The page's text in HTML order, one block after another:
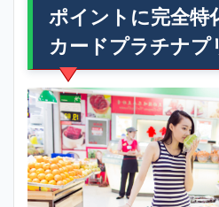
ポイントに完全特
カードプラチナプ